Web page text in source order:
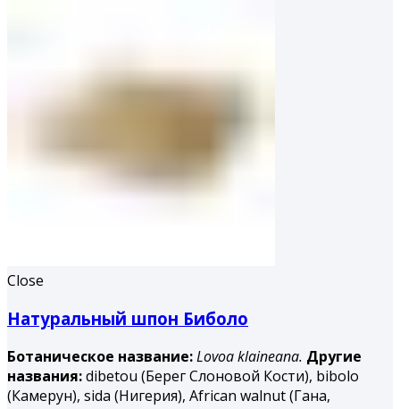
Close
Натуральный шпон Биболо
Ботаническое название:Lovoa klaineana. Другие
названия:dibetou (Берег Слоновой Кости), bibolo
(Камерун), sida (Нигерия), African walnut (Гана,